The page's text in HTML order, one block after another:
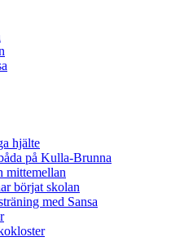
hjälte
på Kulla-Brunna
mittemellan
börjat skolan
med Sansa